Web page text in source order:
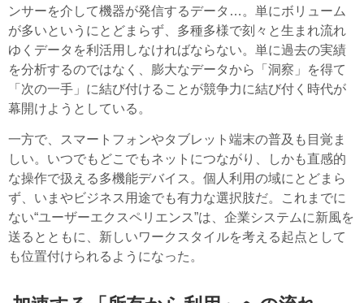
ンサーを介して機器が発信するデータ…。単にボリューム
が多いというにとどまらず、多種多様で刻々と生まれ流れ
ゆくデータを利活用しなければならない。単に過去の実績
を分析するのではなく、膨大なデータから「洞察」を得て
「次の一手」に結び付けることが競争力に結び付く時代が
幕開けようとしている。
一方で、スマートフォンやタブレット端末の普及も目覚ま
しい。いつでもどこでもネットにつながり、しかも直感的
な操作で扱える多機能デバイス。個人利用の域にとどまら
ず、いまやビジネス用途でも有力な選択肢だ。これまでに
ない“ユーザーエクスペリエンス”は、企業システムに新風を
送るとともに、新しいワークスタイルを考える起点として
も位置付けられるようになった。